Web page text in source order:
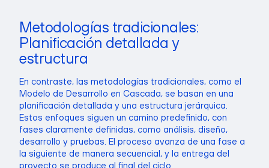
Metodologías tradicionales:
Planificación detallada y
estructura
En contraste, las metodologías tradicionales, como el
Modelo de Desarrollo en Cascada, se basan en una
planificación detallada y una estructura jerárquica.
Estos enfoques siguen un camino predefinido, con
fases claramente definidas, como análisis, diseño,
desarrollo y pruebas. El proceso avanza de una fase a
la siguiente de manera secuencial, y la entrega del
proyecto se produce al final del ciclo.